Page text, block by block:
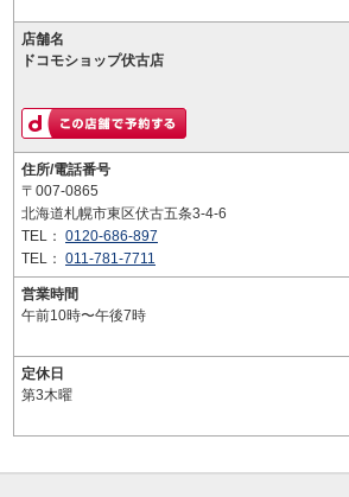
店舗名
ドコモショップ伏古店
住所/電話番号
〒007-0865
北海道札幌市東区伏古五条3-4-6
TEL： 0120-686-897
TEL： 011-781-7711
営業時間
午前10時〜午後7時
定休日
第3木曜